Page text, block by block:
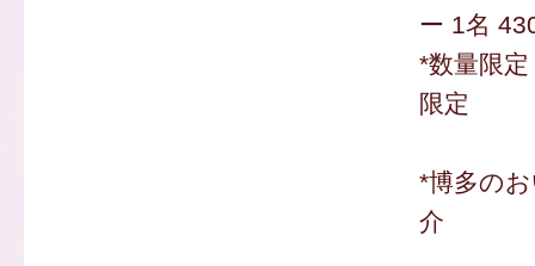
ー 1名
*数量限
限定
*博多の
介